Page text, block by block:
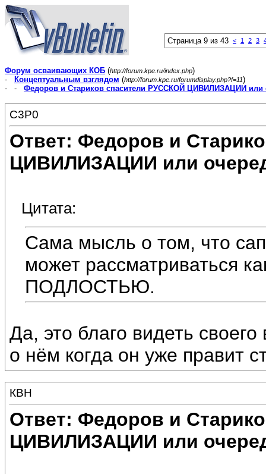
Страница 9 из 43 < 1 2 3
Форум осваивающих КОБ (http://forum.kpe.ru/index.php)
-
Концептуальным взглядом (http://forum.kpe.ru/forumdisplay.php?f=11)
- - Федоров и Стариков спасители РУССКОЙ ЦИВИЛИЗАЦИИ или
C3P0
Ответ: Федоров и
ЦИВИЛИЗАЦИИ или
Цитата:
Сама мысль о том, что
может рассматриваться
ПОДЛОСТЬЮ.
Да, это благо видеть
о нём когда он уже правит
КВН
Ответ: Федоров и
ЦИВИЛИЗАЦИИ или